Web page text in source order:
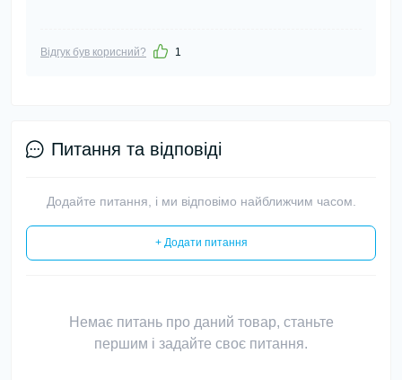
Відгук був корисний? 1
Питання та відповіді
Додайте питання, і ми відповімо найближчим часом.
+ Додати питання
Немає питань про даний товар, станьте
першим і задайте своє питання.